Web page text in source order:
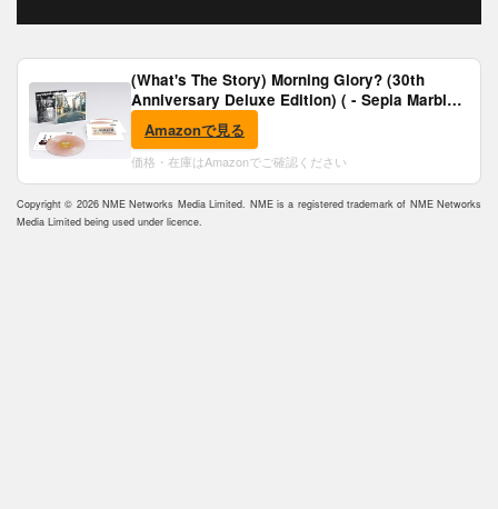
(What's The Story) Morning Glory? (30th
Anniversary Deluxe Edition) ( - Sepia Marble
Vinyl) [Analog]
Amazonで見る
価格・在庫はAmazonでご確認ください
Copyright © 2026 NME Networks Media Limited. NME is a registered trademark of NME Networks
Media Limited being used under licence.